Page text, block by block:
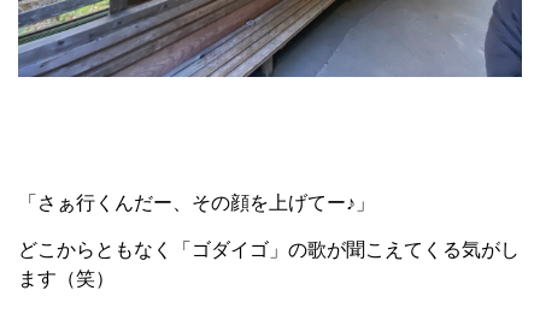
「さぁ行くんだー、その顔を上げてー♪」
どこからともなく「ゴダイゴ」の歌が聞こえてくる気がし
ます（笑）